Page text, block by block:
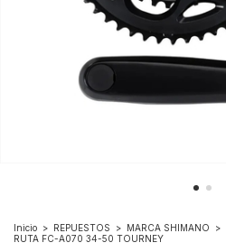
Inicio > REPUESTOS > MARCA SHIMANO >
RUTA FC-A070 34-50 TOURNEY